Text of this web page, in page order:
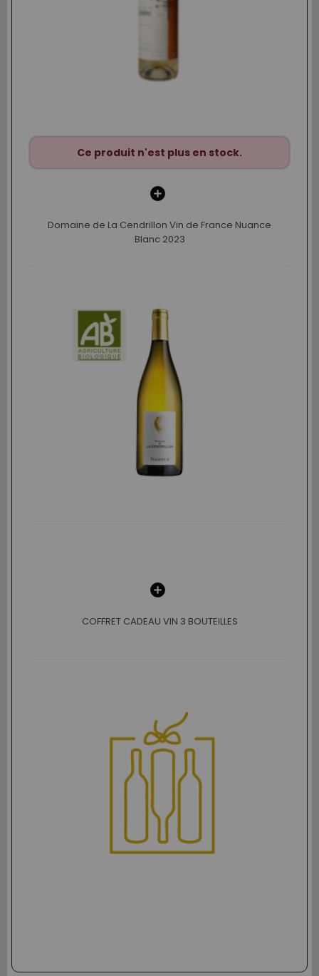
Ce produit n'est plus en stock.
Domaine de La Cendrillon Vin de France Nuance
Blanc 2023
COFFRET CADEAU VIN 3 BOUTEILLES